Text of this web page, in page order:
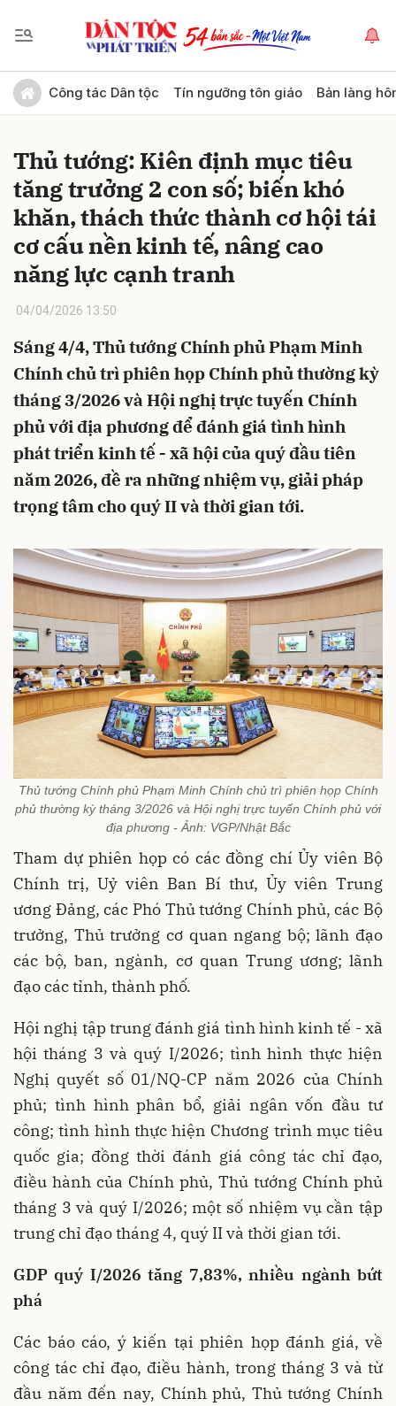
Công tác Dân tộc Tín ngưỡng tôn giáo Bản làng
Thủ tướng: Kiên định mục tiêu
tăng trưởng 2 con số; biến khó
khăn, thách thức thành cơ hội tái
cơ cấu nền kinh tế, nâng cao
năng lực cạnh tranh
04/04/2026 13:50
Sáng 4/4, Thủ tướng Chính phủ Phạm Minh
Chính chủ trì phiên họp Chính phủ thường kỳ
tháng 3/2026 và Hội nghị trực tuyến Chính
phủ với địa phương để đánh giá tình hình
phát triển kinh tế - xã hội của quý đầu tiên
năm 2026, đề ra những nhiệm vụ, giải pháp
trọng tâm cho quý II và thời gian tới.
Thủ tướng Chính phủ Phạm Minh Chính chủ trì phiên họp Chính
phủ thường kỳ tháng 3/2026 và Hội nghị trực tuyến Chính phủ với
địa phương - Ảnh: VGP/Nhật Bắc
Tham dự phiên họp có các đồng chí Ủy viên Bộ
Chính trị, Uỷ viên Ban Bí thư, Ủy viên Trung
ương Đảng, các Phó Thủ tướng Chính phủ, các Bộ
trưởng, Thủ trưởng cơ quan ngang bộ; lãnh đạo
các bộ, ban, ngành, cơ quan Trung ương; lãnh
đạo các tỉnh, thành phố.
Hội nghị tập trung đánh giá tình hình kinh tế - xã
hội tháng 3 và quý I/2026; tình hình thực hiện
Nghị quyết số 01/NQ-CP năm 2026 của Chính
phủ; tình hình phân bổ, giải ngân vốn đầu tư
công; tình hình thực hiện Chương trình mục tiêu
quốc gia; đồng thời đánh giá công tác chỉ đạo,
điều hành của Chính phủ, Thủ tướng Chính phủ
tháng 3 và quý I/2026; một số nhiệm vụ cần tập
trung chỉ đạo tháng 4, quý II và thời gian tới.
GDP quý I/2026 tăng 7,83%, nhiều ngành bứt
phá
Các báo cáo, ý kiến tại phiên họp đánh giá, về
công tác chỉ đạo, điều hành, trong tháng 3 và từ
đầu năm đến nay, Chính phủ, Thủ tướng Chính
Gửi bình luận